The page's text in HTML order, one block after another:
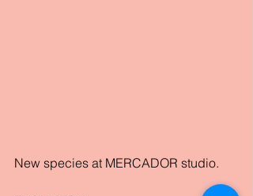
New species at MERCADOR studio.